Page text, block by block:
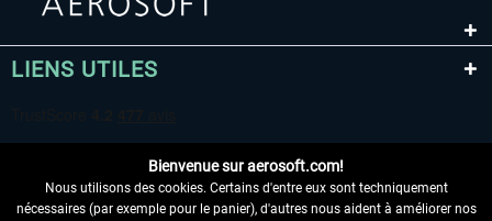
LIENS UTILES
Bienvenue sur aerosoft.com!
Nous utilisons des cookies. Certains d'entre eux sont techniquement
nécessaires (par exemple pour le panier), d'autres nous aident à améliorer nos